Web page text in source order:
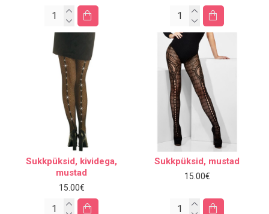
Sukkpüksid, kividega,
mustad
15.00€
Sukkpüksid, mustad
15.00€